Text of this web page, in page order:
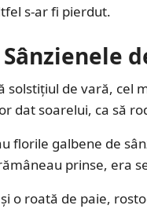
s-ar fi pierdut.
solstițiul de vară, cel
dat soarelui, ca să
florile galbene de
prinse, era
o roată de paie,